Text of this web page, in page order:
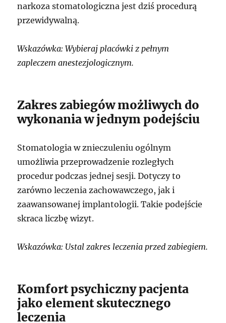
narkoza stomatologiczna jest dziś procedurą
przewidywalną.
Wskazówka: Wybieraj placówki z pełnym
zapleczem anestezjologicznym.
Zakres zabiegów możliwych do
wykonania w jednym podejściu
Stomatologia w znieczuleniu ogólnym
umożliwia przeprowadzenie rozległych
procedur podczas jednej sesji. Dotyczy to
zarówno leczenia zachowawczego, jak i
zaawansowanej implantologii. Takie podejście
skraca liczbę wizyt.
Wskazówka: Ustal zakres leczenia przed zabiegiem.
Komfort psychiczny pacjenta
jako element skutecznego
leczenia